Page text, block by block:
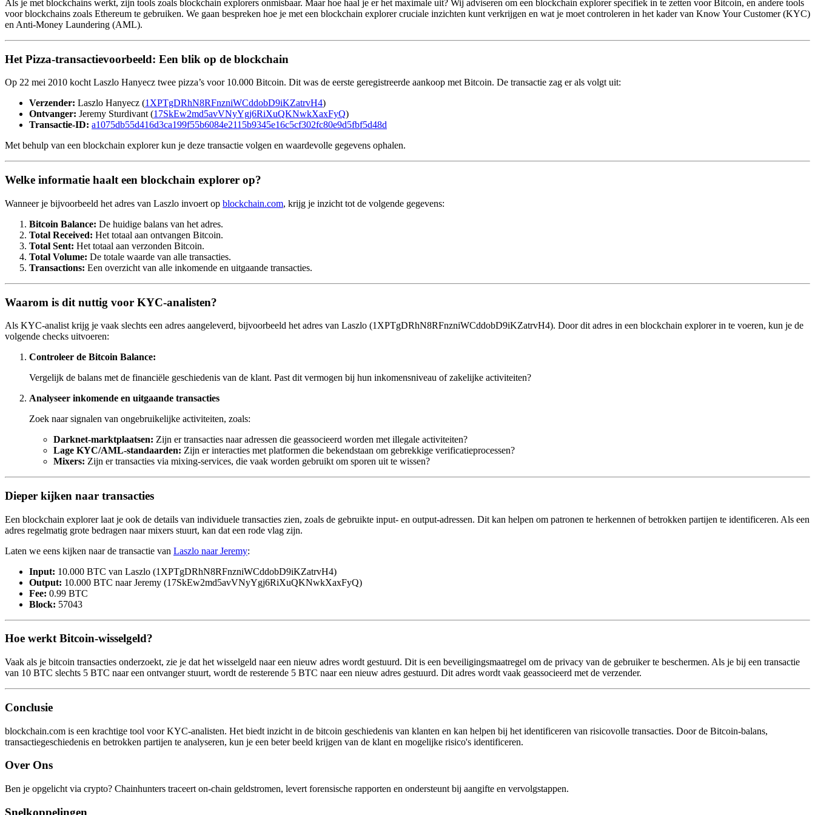
Als je met blockchains werkt, zijn tools zoals blockchain explorers onmisbaar. Maar hoe haal je er het maximale uit? Wij adviseren om een blockchain explorer specifiek in te zetten voor Bitcoin, en andere tools
voor blockchains zoals Ethereum te gebruiken. We gaan bespreken hoe je met een blockchain explorer cruciale inzichten kunt verkrijgen en wat je moet controleren in het kader van Know Your Customer (KYC)
en Anti-Money Laundering (AML).
Het Pizza-transactievoorbeeld: Een blik op de blockchain
Op 22 mei 2010 kocht Laszlo Hanyecz twee pizza’s voor 10.000 Bitcoin. Dit was de eerste geregistreerde aankoop met Bitcoin. De transactie zag er als volgt uit:
Verzender: Laszlo Hanyecz (1XPTgDRhN8RFnzniWCddobD9iKZatrvH4)
Ontvanger: Jeremy Sturdivant (17SkEw2md5avVNyYgj6RiXuQKNwkXaxFyQ)
Transactie-ID: a1075db55d416d3ca199f55b6084e2115b9345e16c5cf302fc80e9d5fbf5d48d
Met behulp van een blockchain explorer kun je deze transactie volgen en waardevolle gegevens ophalen.
Welke informatie haalt een blockchain explorer op?
Wanneer je bijvoorbeeld het adres van Laszlo invoert op blockchain.com, krijg je inzicht tot de volgende gegevens:
Bitcoin Balance: De huidige balans van het adres.
Total Received: Het totaal aan ontvangen Bitcoin.
Total Sent: Het totaal aan verzonden Bitcoin.
Total Volume: De totale waarde van alle transacties.
Transactions: Een overzicht van alle inkomende en uitgaande transacties.
Waarom is dit nuttig voor KYC-analisten?
Als KYC-analist krijg je vaak slechts een adres aangeleverd, bijvoorbeeld het adres van Laszlo (1XPTgDRhN8RFnzniWCddobD9iKZatrvH4). Door dit adres in een blockchain explorer in te voeren, kun je de
volgende checks uitvoeren:
Controleer de Bitcoin Balance:
Vergelijk de balans met de financiële geschiedenis van de klant. Past dit vermogen bij hun inkomensniveau of zakelijke activiteiten?
Analyseer inkomende en uitgaande transacties
Zoek naar signalen van ongebruikelijke activiteiten, zoals:
Darknet-marktplaatsen: Zijn er transacties naar adressen die geassocieerd worden met illegale activiteiten?
Lage KYC/AML-standaarden: Zijn er interacties met platformen die bekendstaan om gebrekkige verificatieprocessen?
Mixers: Zijn er transacties via mixing-services, die vaak worden gebruikt om sporen uit te wissen?
Dieper kijken naar transacties
Een blockchain explorer laat je ook de details van individuele transacties zien, zoals de gebruikte input- en output-adressen. Dit kan helpen om patronen te herkennen of betrokken partijen te identificeren. Als een
adres regelmatig grote bedragen naar mixers stuurt, kan dat een rode vlag zijn.
Laten we eens kijken naar de transactie van Laszlo naar Jeremy:
Input: 10.000 BTC van Laszlo (1XPTgDRhN8RFnzniWCddobD9iKZatrvH4)
Output: 10.000 BTC naar Jeremy (17SkEw2md5avVNyYgj6RiXuQKNwkXaxFyQ)
Fee: 0.99 BTC
Block: 57043
Hoe werkt Bitcoin-wisselgeld?
Vaak als je bitcoin transacties onderzoekt, zie je dat het wisselgeld naar een nieuw adres wordt gestuurd. Dit is een beveiligingsmaatregel om de privacy van de gebruiker te beschermen. Als je bij een transactie
van 10 BTC slechts 5 BTC naar een ontvanger stuurt, wordt de resterende 5 BTC naar een nieuw adres gestuurd. Dit adres wordt vaak geassocieerd met de verzender.
Conclusie
blockchain.com is een krachtige tool voor KYC-analisten. Het biedt inzicht in de bitcoin geschiedenis van klanten en kan helpen bij het identificeren van risicovolle transacties. Door de Bitcoin-balans,
transactiegeschiedenis en betrokken partijen te analyseren, kun je een beter beeld krijgen van de klant en mogelijke risico's identificeren.
Over Ons
Ben je opgelicht via crypto? Chainhunters traceert on-chain geldstromen, levert forensische rapporten en ondersteunt bij aangifte en vervolgstappen.
Snelkoppelingen